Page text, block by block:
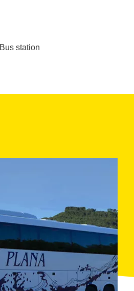
Bus station